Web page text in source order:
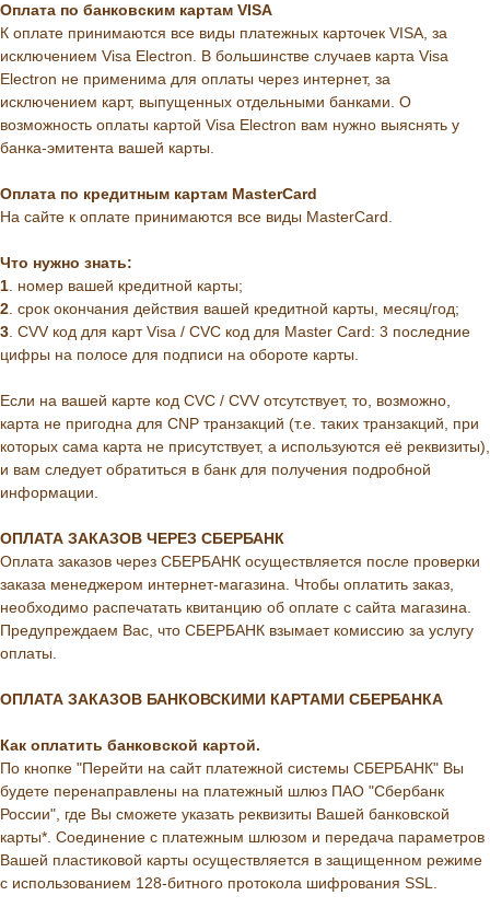
Оплата по банковским картам VISA
К оплате принимаются все виды платежных карточек VISA, за
исключением Visa Electron. В большинстве случаев карта Visa
Electron не применима для оплаты через интернет, за
исключением карт, выпущенных отдельными банками. О
возможность оплаты картой Visa Electron вам нужно выяснять у
банка-эмитента вашей карты.
Оплата по кредитным картам MasterCard
На сайте к оплате принимаются все виды MasterCard.
Что нужно знать:
1. номер вашей кредитной карты;
2. cрок окончания действия вашей кредитной карты, месяц/год;
3. CVV код для карт Visa / CVC код для Master Card: 3 последние
цифры на полосе для подписи на обороте карты.
Если на вашей карте код CVC / CVV отсутствует, то, возможно,
карта не пригодна для CNP транзакций (т.е. таких транзакций, при
которых сама карта не присутствует, а используются её реквизиты),
и вам следует обратиться в банк для получения подробной
информации.
ОПЛАТА ЗАКАЗОВ ЧЕРЕЗ СБЕРБАНК
Оплата заказов через СБЕРБАНК осуществляется после проверки
заказа менеджером интернет-магазина. Чтобы оплатить заказ,
необходимо распечатать квитанцию об оплате с сайта магазина.
Предупреждаем Вас, что СБЕРБАНК взымает комиссию за услугу
оплаты.
ОПЛАТА ЗАКАЗОВ БАНКОВСКИМИ КАРТАМИ СБЕРБАНКА
Как оплатить банковской картой.
По кнопке "Перейти на сайт платежной системы СБЕРБАНК" Вы
будете перенаправлены на платежный шлюз ПАО "Сбербанк
России", где Вы сможете указать реквизиты Вашей банковской
карты*. Соединение с платежным шлюзом и передача параметров
Вашей пластиковой карты осуществляется в защищенном режиме
с использованием 128-битного протокола шифрования SSL.